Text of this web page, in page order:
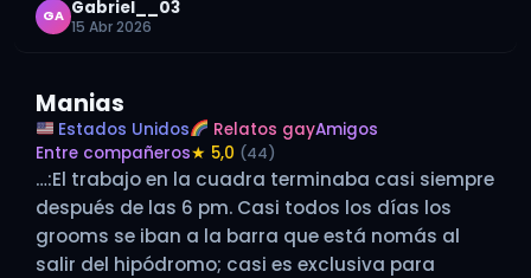
hacían salir chispas en cada encuentro,…
GA Gabriel__03
15 Abr 2026
Manias
Estados Unidos Relatos gayAmigos
Entre compañeros★ 5,0 (44)
…:El trabajo en la cuadra terminaba casi siempre
después de las 6 pm. Casi todos los días los
grooms se iban a la barra que está nomás al
salir del hipódromo; casi es exclusiva para